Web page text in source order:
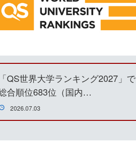
「QS世界大学ランキング2027」で
合順位683位（国内…
2026.07.03